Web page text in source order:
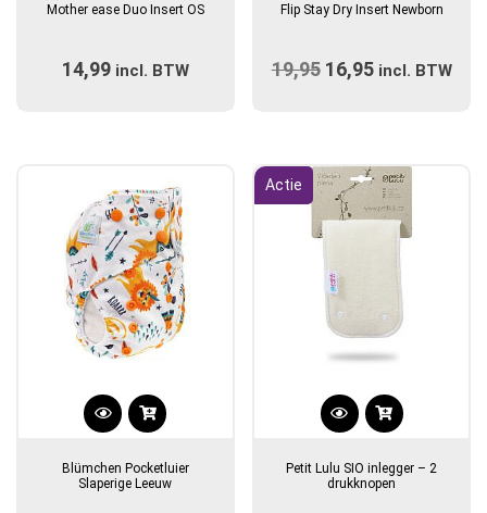
heeft
variaties.
worden
op
de
productpagina
Mother ease Duo Insert OS
14,99 incl. BTW
heeft
variaties.
gekozen
worden
Flip Stay Dry Insert Newborn
19,95 Oorspronkelijke
16,95Huidige
incl. BTW
Blümchen Pocketluier
Slaperige Leeuw
Actie
Dit
heeft
Petit Lulu SIO inlegger – 2
drukknopen